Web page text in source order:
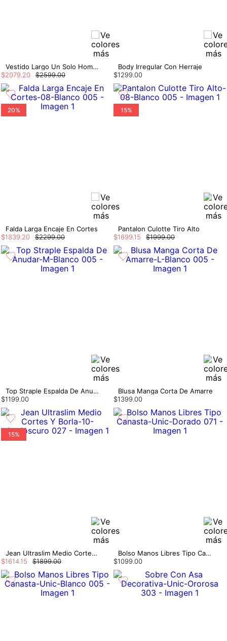
Vestido Largo Un Solo Hombro Con Herraje
$2599.00
$2079.20
Body Irregular Con Herraje
$1299.00
20%
Falda Larga Encaje En Cortes
$2299.00
$1839 20
15%
Pantalon Culotte Tiro Alto
$1999.00
$169915
Top Straple Espalda De Anudar
$1199.00
Blusa Manga Corta De Amarre
$1399.00
15%
Jean Ultraslim Medio Cortes Y Borla
$1899.00
$161415
Bolso Manos Libres Tipo Canasta
$1099.00